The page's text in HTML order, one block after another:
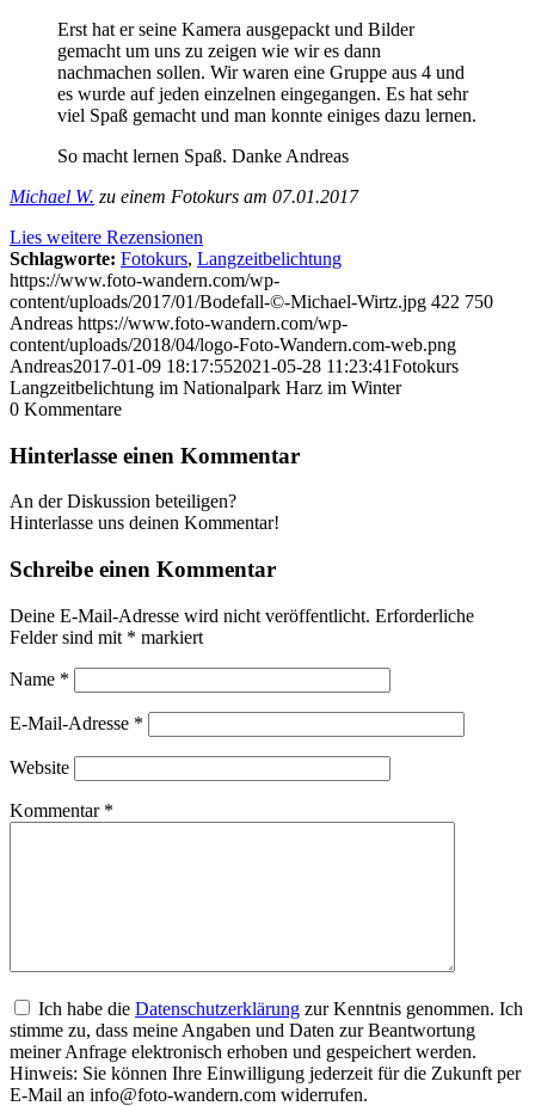
Erst hat er seine Kamera ausgepackt und Bilder
gemacht um uns zu zeigen wie wir es dann
nachmachen sollen. Wir waren eine Gruppe aus 4 und
es wurde auf jeden einzelnen eingegangen. Es hat sehr
viel Spaß gemacht und man konnte einiges dazu lernen.
So macht lernen Spaß. Danke Andreas
Michael W. zu einem Fotokurs am 07.01.2017
Lies weitere Rezensionen
Schlagworte: Fotokurs, Langzeitbelichtung
https://www.foto-wandern.com/wp-
content/uploads/2017/01/Bodefall-©-Michael-Wirtz.jpg 422 750
Andreas https://www.foto-wandern.com/wp-
content/uploads/2018/04/logo-Foto-Wandern.com-web.png
Andreas2017-01-09 18:17:552021-05-28 11:23:41Fotokurs
Langzeitbelichtung im Nationalpark Harz im Winter
0 Kommentare
Hinterlasse einen Kommentar
An der Diskussion beteiligen?
Hinterlasse uns deinen Kommentar!
Schreibe einen Kommentar
Deine E-Mail-Adresse wird nicht veröffentlicht. Erforderliche
Felder sind mit * markiert
Name *
E-Mail-Adresse *
Website
Kommentar *
Ich habe die Datenschutzerklärung zur Kenntnis genommen. Ich
stimme zu, dass meine Angaben und Daten zur Beantwortung
meiner Anfrage elektronisch erhoben und gespeichert werden.
Hinweis: Sie können Ihre Einwilligung jederzeit für die Zukunft per
E-Mail an info@foto-wandern.com widerrufen.